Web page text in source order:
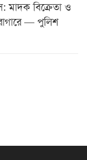
মাদক বিক্রেতা ও
— পুলিশ